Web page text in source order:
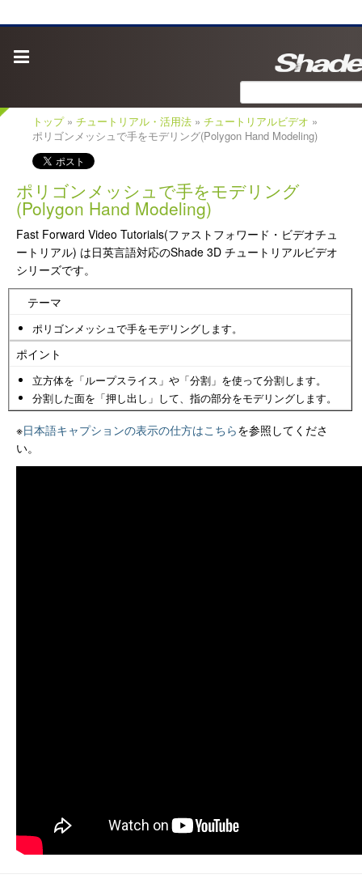
トップ» チュートリアル・活用法 » チュートリアルビデオ »
ポリゴンメッシュで手をモデリング(Polygon Hand Modeling)
ポリゴンメッシュで手をモデリング
(Polygon Hand Modeling)
Fast Forward Video Tutorials(ファストフォワード・ビデオチュ
ートリアル) は日英言語対応のShade 3D チュートリアルビデオ
シリーズです。
テーマ
ポリゴンメッシュで手をモデリングします。
ポイント
立方体を「ループスライス」や「分割」を使って分割します。
分割した面を「押し出し」して、指の部分をモデリングします。
※日本語キャプションの表示の仕方はこちらを参照してくださ
い。